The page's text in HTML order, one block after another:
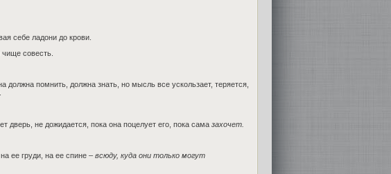
себе ладони до крови.
совесть.
должна помнить, должна знать, но мысль все ускользает, теряется,
дверь, не дожидается, пока она поцелует его, пока сама захочет.
ее груди, на ее спине – всюду, куда они только могут